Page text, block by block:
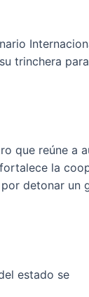
trinchera
que reúne a
la
detonar un
estado se